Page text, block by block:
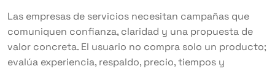
Las empresas de servicios necesitan campañas que
comuniquen confianza, claridad y una propuesta de
valor concreta. El usuario no compra solo un producto;
evalúa experiencia, respaldo, precio, tiempos y